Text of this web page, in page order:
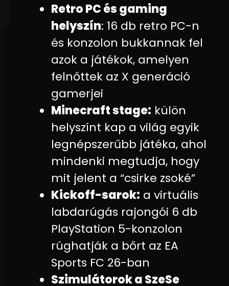
Retro PC és gaming
helyszín: 16 db retro PC-n
és konzolon bukkannak fel
azok a játékok, amelyen
felnőttek az X generáció
gamerjei
Minecraft stage: külön
helyszínt kap a világ egyik
legnépszerűbb játéka, ahol
mindenki megtudja, hogy
mit jelent a “csirke zsoké”
Kickoff-sarok: a virtuális
labdarúgás rajongói 6 db
PlayStation 5-konzolon
rúghatják a bőrt az EA
Sports FC 26-ban
Szimulátorok a SzeSe